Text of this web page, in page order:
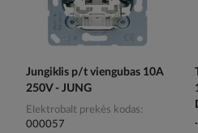
Jungiklis p/t viengubas 10A
250V - JUNG
Elektrobalt prekės kodas
000057